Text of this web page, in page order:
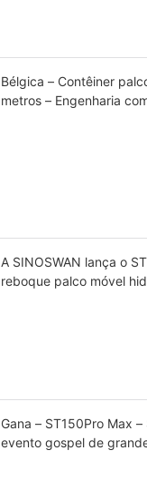
Bélgica – Contêiner
metros – Engenharia
A SINOSWAN lança o
reboque palco móvel
Gana – ST150Pro Max
evento gospel de